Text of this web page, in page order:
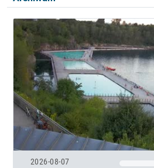
2026-08-07